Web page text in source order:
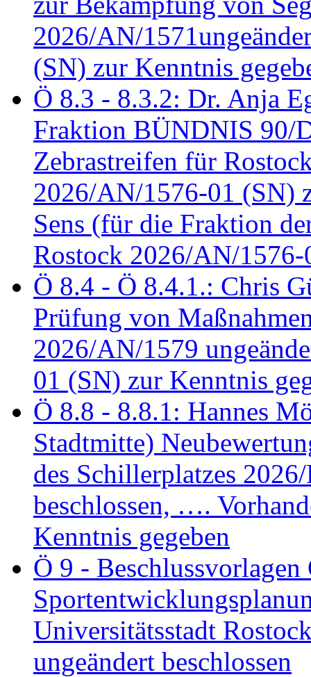
2026/AN/
(SN) zur Kenntnis
Ö 8.3 - 8.3.2: Dr. Anja
Fraktion BÜNDNIS 90/
Zebrastreifen für
2026/AN/1576-01 (SN)
Sens (für die Fraktion
Rostock 2026/AN/1576-
Ö 8.4 - Ö 8.4.1.: Chris
Prüfung von
2026/AN/1579
01 (SN) zur Kenntnis
Ö 8.8 - 8.8.1: Hannes
Stadtmitte)
des Schillerplatzes
beschlossen, ….
Kenntnis gegeben
Ö 9 - Beschlussvorlagen
Universitätsstadt
ungeändert beschlossen